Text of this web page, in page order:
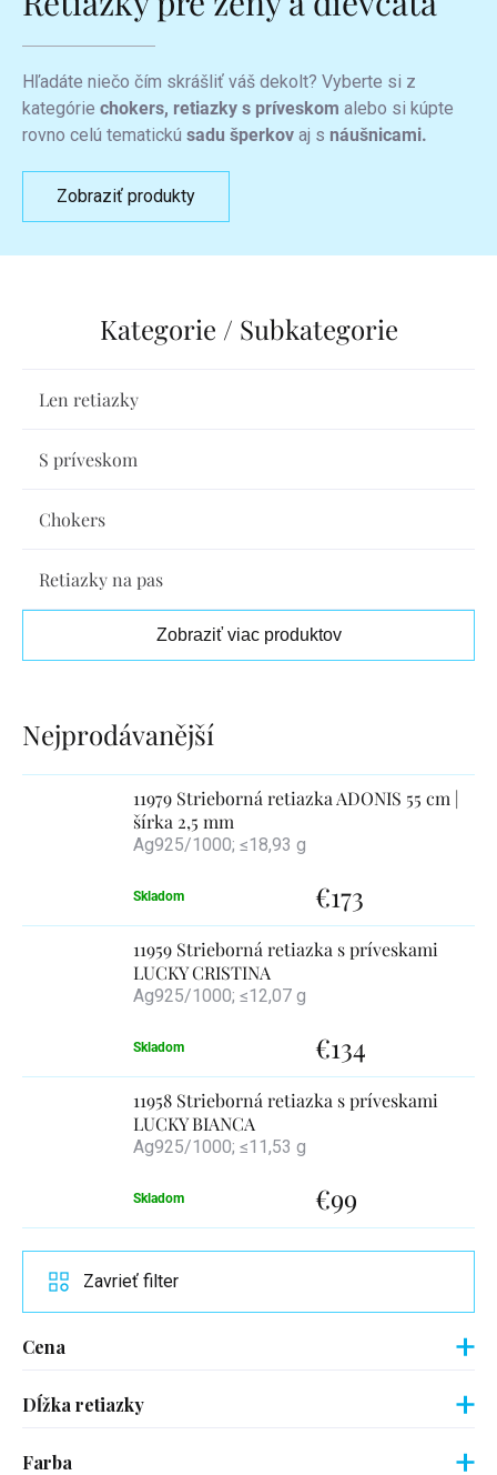
Hľadáte niečo čím skrášliť váš dekolt? Vyberte si z
kategórie chokers, retiazky s príveskom alebo si kúpte
rovno celú tematickú sadu šperkov aj s náušnicami.
Zobraziť produkty
Len retiazky
S príveskom
Chokers
Retiazky na pas
Zobraziť viac produktov
11979 Strieborná retiazka ADONIS 55 cm |
šírka 2,5 mm
Ag925/1000; ≤18,93 g
Skladom €173
11959 Strieborná retiazka s príveskami
LUCKY CRISTINA
Ag925/1000; ≤12,07 g
Skladom €134
11958 Strieborná retiazka s príveskami
LUCKY BIANCA
Ag925/1000; ≤11,53 g
Skladom €99
Zavrieť filter
Cena
Dĺžka retiazky
Farba
Výpis
produktov